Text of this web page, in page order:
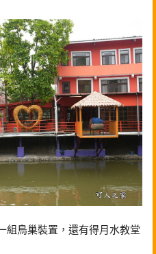
組鳥巢裝置，還有得月水教堂